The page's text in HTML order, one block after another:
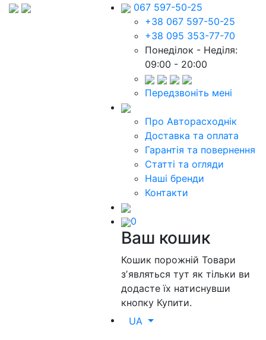
067 597-50-25
+38 067 597-50-25
+38 095 353-77-70
Понеділок - Неділя:
09:00 - 20:00
Передзвоніть мені
Про Авторасходнік
Доставка та оплата
Гарантія та повернення
Статті та огляди
Наші бренди
Контакти
0
Ваш кошик
Кошик порожнійТовари
зʼявляться тут як тільки ви
додасте їх натиснувши
кнопку Купити.
UA